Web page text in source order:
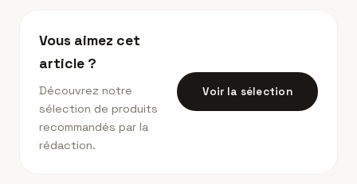
Vous aimez cet
article ?
Découvrez notre
sélection de produits
recommandés par la
rédaction.
Voir la sélection